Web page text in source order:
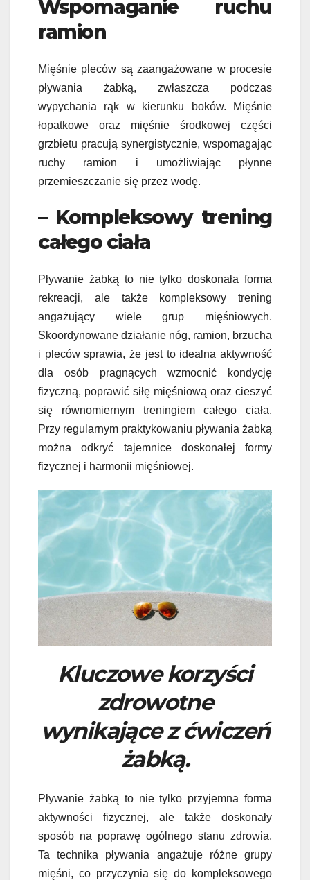
Wspomaganie ruchu
ramion
Mięśnie pleców są zaangażowane w procesie
pływania żabką, zwłaszcza podczas
wypychania rąk w kierunku boków. Mięśnie
łopatkowe oraz mięśnie środkowej części
grzbietu pracują synergistycznie, wspomagając
ruchy ramion i umożliwiając płynne
przemieszczanie się przez wodę.
– Kompleksowy trening
całego ciała
Pływanie żabką to nie tylko doskonała forma
rekreacji, ale także kompleksowy trening
angażujący wiele grup mięśniowych.
Skoordynowane działanie nóg, ramion, brzucha
i pleców sprawia, że jest to idealna aktywność
dla osób pragnących wzmocnić kondycję
fizyczną, poprawić siłę mięśniową oraz cieszyć
się równomiernym treningiem całego ciała.
Przy regularnym praktykowaniu pływania żabką
można odkryć tajemnice doskonałej formy
fizycznej i harmonii mięśniowej.
Kluczowe korzyści
zdrowotne
wynikające z ćwiczeń
żabką.
Pływanie żabką to nie tylko przyjemna forma
aktywności fizycznej, ale także doskonały
sposób na poprawę ogólnego stanu zdrowia.
Ta technika pływania angażuje różne grupy
mięśni, co przyczynia się do kompleksowego